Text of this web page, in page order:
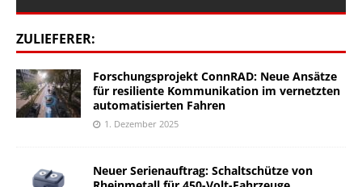
ZULIEFERER:
Forschungsprojekt ConnRAD: Neue Ansätze
für resiliente Kommunikation im vernetzten
automatisierten Fahren
1. Dezember 2025
Neuer Serienauftrag: Schaltschütze von